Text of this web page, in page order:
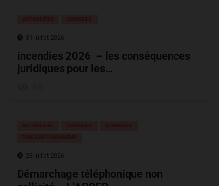
31 juillet 2026
incendies 2026 – les conséquences
juridiques pour les…
28 juillet 2026
Démarchage téléphonique non